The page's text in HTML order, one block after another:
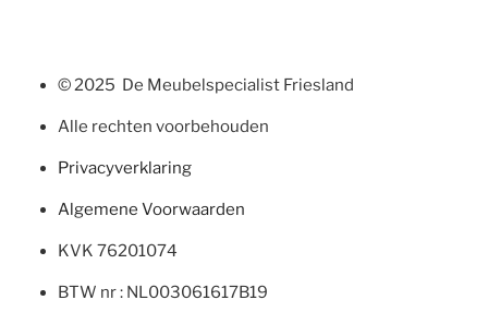
© 2025 De Meubelspecialist Friesland
Alle rechten voorbehouden
Privacyverklaring
Algemene Voorwaarden
KVK 76201074
BTW nr : NL003061617B19